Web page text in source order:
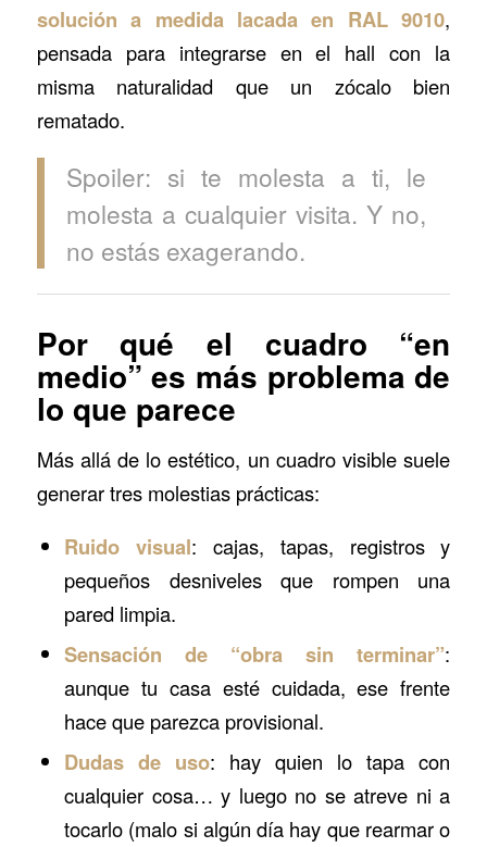
solución a medida lacada en RAL 9010,
pensada para integrarse en el hall con la
misma naturalidad que un zócalo bien
rematado.
Spoiler: si te molesta a ti, le
molesta a cualquier visita. Y no,
no estás exagerando.
Por qué el cuadro “en
medio” es más problema de
lo que parece
Más allá de lo estético, un cuadro visible suele
generar tres molestias prácticas:
Ruido visual: cajas, tapas, registros y
pequeños desniveles que rompen una
pared limpia.
Sensación de “obra sin terminar”:
aunque tu casa esté cuidada, ese frente
hace que parezca provisional.
Dudas de uso: hay quien lo tapa con
cualquier cosa… y luego no se atreve ni a
tocarlo (malo si algún día hay que rearmar o